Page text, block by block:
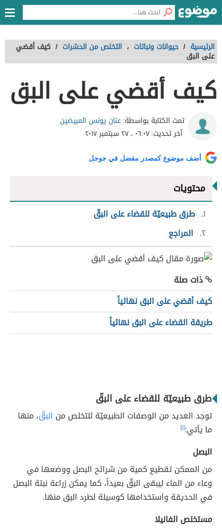
الرئيسية / حيوانات ونباتات ، التخلص من الحشرات / كيف أقضي
على البق
كيف أقضي على البق
تمت الكتابة بواسطة:عنان يونس المبيضين
آخر تحديث:٠٦:٠٧ ، ٢٧ سبتمبر ٢٠١٧
أضف موضوع كمصدر مفضل في جوجل
محتويات
١ طرق طبيعيّة للقضاء على البقّ
٢ المراجع
ذات صلة
كيف أقضي على البق نهائياً
طريقة القضاء على البق نهائياً
طرق طبيعيّة للقضاء على البقّ
توجد العديد من الوصفات الطبيعيّة للتخلص من البقّ، منها
ما يأتي:[١]
البصل
من الممكن تقطيع كمية من شرائح البصل ووضعها في
وعاء من الماء ليبقى البقّ بعيداً، كما يمكن زراعة نبتة البصل
في الحديقة واستخدامها كوسيلة لطرد البق منها.
مستخلص الفانيلا